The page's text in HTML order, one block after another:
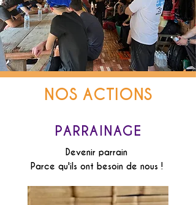
NOS ACTIONS
PARRAINAGE
Devenir parrain
Parce qu'ils ont besoin de nous !